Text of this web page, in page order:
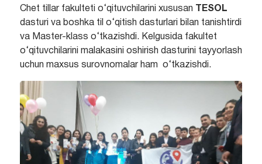
Chet tillar fakulteti o‘qituvchilarini xususan TESOL
dasturi va boshka til o‘qitish dasturlari bilan tanishtirdi
va Master-klass o‘tkazishdi. Kelgusida fakultet
o‘qituvchilarini malakasini oshirish dasturini tayyorlash
uchun maxsus surovnomalar ham o‘tkazishdi.